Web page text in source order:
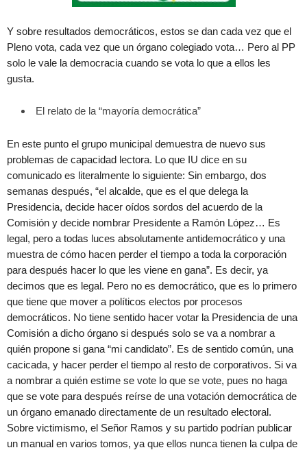
Y sobre resultados democráticos, estos se dan cada vez que el
Pleno vota, cada vez que un órgano colegiado vota… Pero al PP
solo le vale la democracia cuando se vota lo que a ellos les
gusta.
El relato de la “mayoría democrática”
En este punto el grupo municipal demuestra de nuevo sus
problemas de capacidad lectora. Lo que IU dice en su
comunicado es literalmente lo siguiente: Sin embargo, dos
semanas después, “el alcalde, que es el que delega la
Presidencia, decide hacer oídos sordos del acuerdo de la
Comisión y decide nombrar Presidente a Ramón López… Es
legal, pero a todas luces absolutamente antidemocrático y una
muestra de cómo hacen perder el tiempo a toda la corporación
para después hacer lo que les viene en gana”. Es decir, ya
decimos que es legal. Pero no es democrático, que es lo primero
que tiene que mover a políticos electos por procesos
democráticos. No tiene sentido hacer votar la Presidencia de una
Comisión a dicho órgano si después solo se va a nombrar a
quién propone si gana “mi candidato”. Es de sentido común, una
cacicada, y hacer perder el tiempo al resto de corporativos. Si va
a nombrar a quién estime se vote lo que se vote, pues no haga
que se vote para después reírse de una votación democrática de
un órgano emanado directamente de un resultado electoral.
Sobre victimismo, el Señor Ramos y su partido podrían publicar
un manual en varios tomos, ya que ellos nunca tienen la culpa de